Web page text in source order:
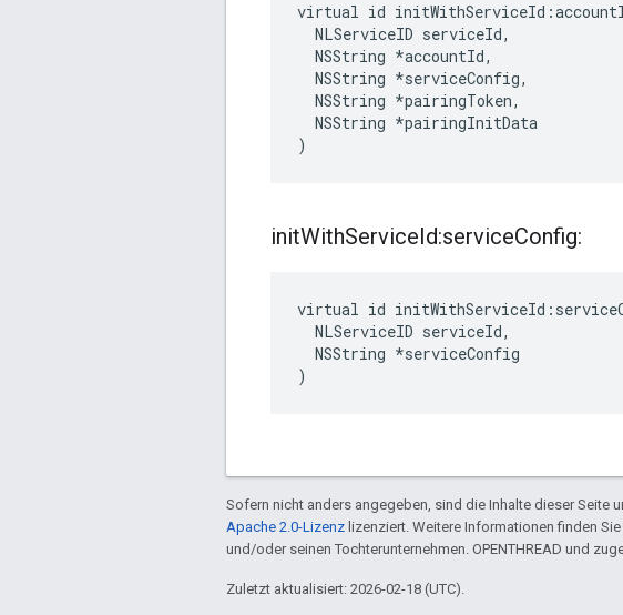
virtual id
  NLServiceID serviceId,
  NSString *accountId,
  NSString *serviceConfig,
  NSString *pairingToken,
  NSString *pairingInitData
)
initWithServiceId:serviceConfig:
virtual id
  NLServiceID serviceId,
  NSString *serviceConfig
)
Sofern nicht anders angegeben, sind die Inhalte dieser Seite
Apache 2.0-Lizenz lizenziert. Weitere Informationen finden Sie
und/oder seinen Tochterunternehmen. OPENTHREAD und
Zuletzt aktualisiert: 2026-02-18 (UTC).